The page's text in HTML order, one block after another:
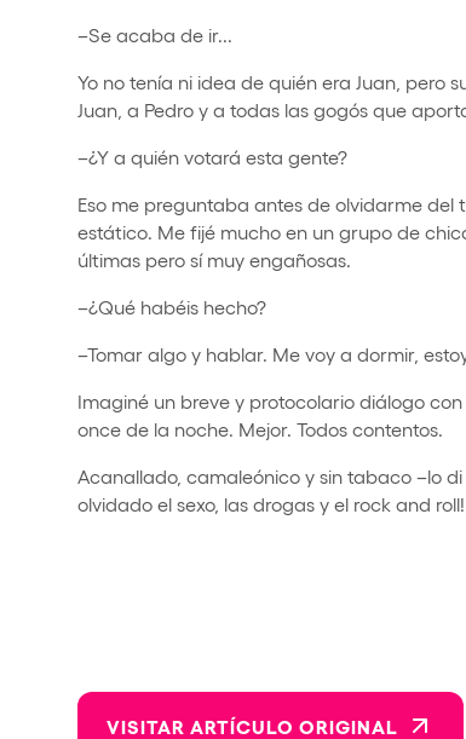
–Se acaba de ir...
Yo no tenía ni idea de quién era Juan, pero
Juan, a Pedro y a todas las gogós que
–¿Y a quién votará esta gente?
Eso me preguntaba antes de olvidarme del
estático. Me fijé mucho en un grupo de
últimas pero sí muy engañosas.
–¿Qué habéis hecho?
–Tomar algo y hablar. Me voy a dormir,
Imaginé un breve y protocolario diálogo
once de la noche. Mejor. Todos contentos.
Acanallado, camaleónico y sin tabaco –lo
olvidado el sexo, las drogas y el rock and roll!
VISITAR ARTÍCULO ORIGINAL